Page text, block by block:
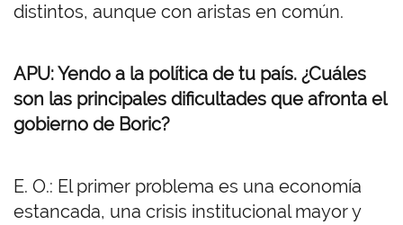
distintos, aunque con aristas en común.
APU: Yendo a la política de tu país. ¿Cuáles
son las principales dificultades que afronta el
gobierno de Boric?
E. O.: El primer problema es una economía
estancada, una crisis institucional mayor y